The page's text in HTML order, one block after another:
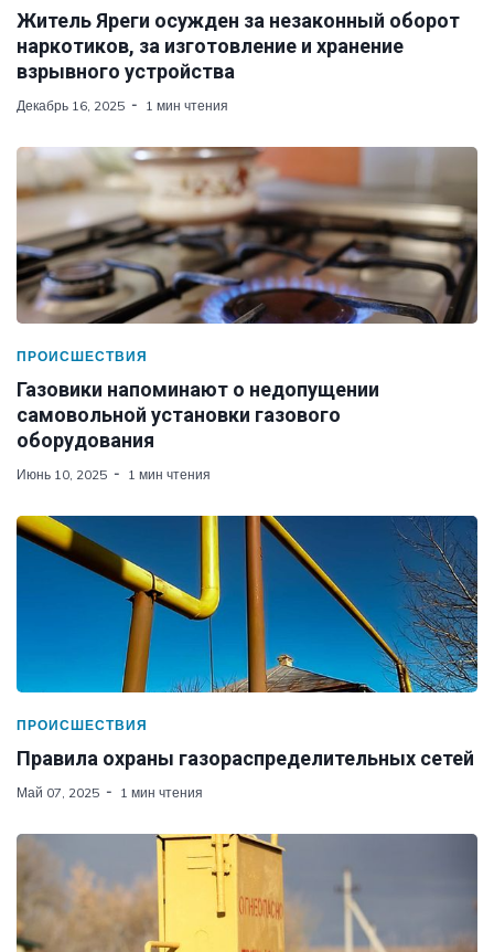
Житель Яреги осужден за незаконный оборот
наркотиков, за изготовление и хранение
взрывного устройства
Декабрь 16, 2025 1 мин чтения
ПРОИСШЕСТВИЯ
Газовики напоминают о недопущении
самовольной установки газового
оборудования
Июнь 10, 2025 1 мин чтения
ПРОИСШЕСТВИЯ
Правила охраны газораспределительных сетей
Май 07, 2025 1 мин чтения